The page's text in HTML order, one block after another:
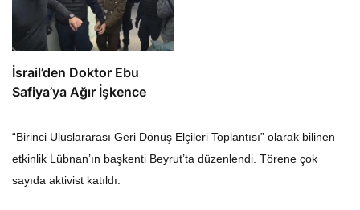
İsrail’den Doktor Ebu
Safiya’ya Ağır İşkence
“Birinci Uluslararası Geri Dönüş Elçileri Toplantısı” olarak bilinen
etkinlik Lübnan’ın başkenti Beyrut’ta düzenlendi. Törene çok
sayıda aktivist katıldı.